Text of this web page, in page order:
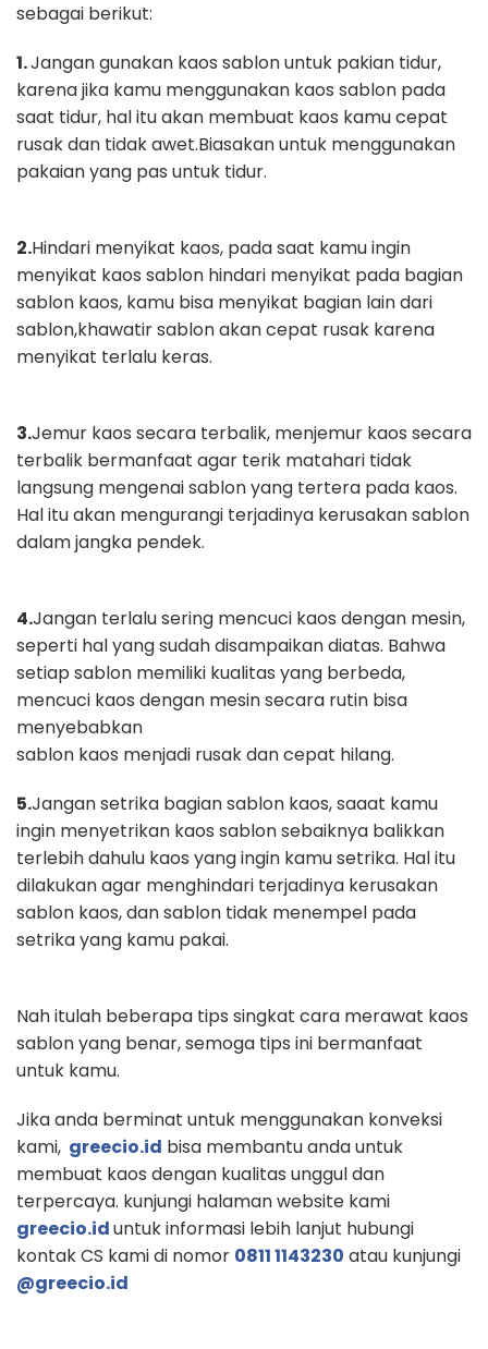
sebagai berikut:
1.Jangan gunakan kaos sablon untuk pakian tidur,
karena jika kamu menggunakan kaos sablon pada
saat tidur, hal itu akan membuat kaos kamu cepat
rusak dan tidak awet.Biasakan untuk menggunakan
pakaianyang pas untuk tidur.
2.Hindari menyikat kaos, pada saat kamu ingin
menyikat kaos sablon hindari menyikat pada bagian
sablon kaos, kamu bisa menyikat bagian lain dari
sablon,khawatir sablon akan cepat rusak karena
menyikat terlalu keras.
3.Jemur kaos secara terbalik, menjemur kaos secara
terbalik bermanfaat agar terik matahari tidak
langsung mengenai sablon yang tertera pada kaos.
Hal itu akan mengurangi terjadinya kerusakan sablon
dalam jangka pendek.
4.Jangan terlalu sering mencuci kaos dengan mesin,
seperti hal yang sudahdisampaikan diatas. Bahwa
setiap sablon memiliki kualitas yang berbeda,
mencuci kaos dengan mesin secara rutin bisa
menyebabkan
sablon kaos menjadi rusak dan cepat hilang.
5.Jangan setrika bagian sablon kaos, saaat kamu
ingin menyetrikan kaos sablon sebaiknya balikkan
terlebih dahulu kaos yang ingin kamu setrika. Hal itu
dilakukan agar menghindari terjadinya kerusakan
sablon kaos, dansablon tidak menempel pada
setrika yang kamu pakai.
Nah itulah beberapa tips singkat cara merawat kaos
sablon yang benar, semoga tips ini bermanfaat
untuk kamu.
Jika anda berminat untuk menggunakan konveksi
kami, greecio.id bisa membantu anda untuk
membuat kaos dengan kualitas unggul dan
terpercaya. kunjungi halaman website kami
greecio.iduntuk informasi lebih lanjut hubungi
kontak CS kami di nomor 0811 1143230 atau kunjungi
@greecio.id